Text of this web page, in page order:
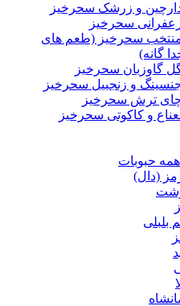
و زرشک سحرخیز
سحرخیز
سحرخیز (طعم های
گانه)
گاوزبان سحرخیز
و زنجبیل سحرخیز
ترش سحرخیز
و کاکوتی سحرخیز
حبوبات
(دال)
بلبلی